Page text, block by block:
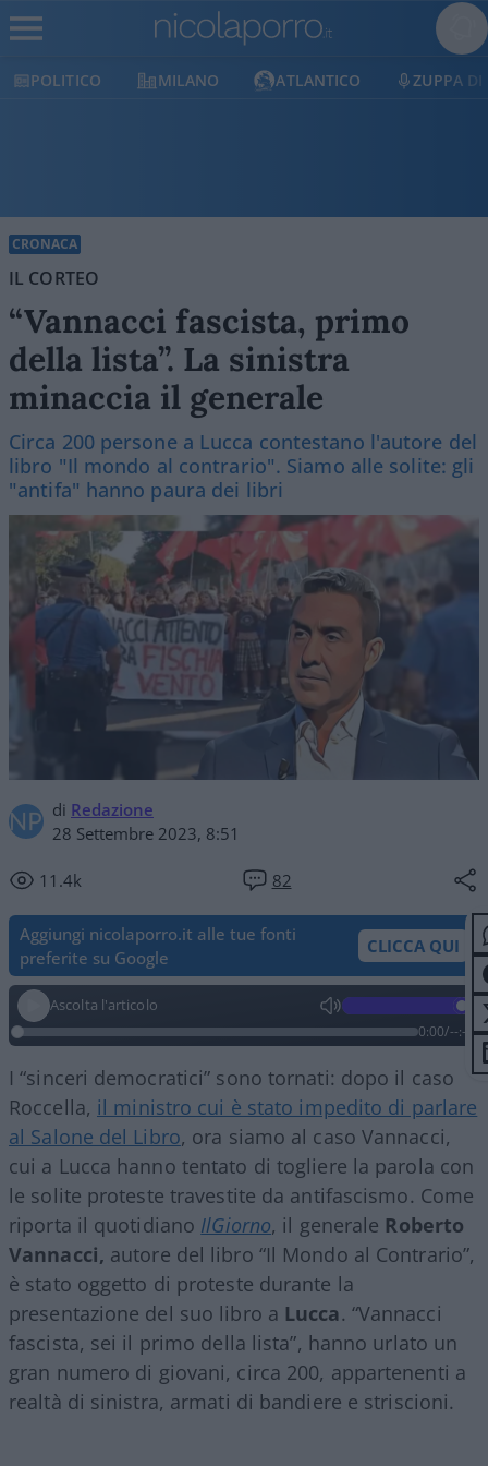
POLITICO MILANO ATLANTICO ZUPPA DI
CRONACA
IL CORTEO
“Vannacci fascista, primo
della lista”. La sinistra
minaccia il generale
Circa 200 persone a Lucca contestano l'autore del
libro "Il mondo al contrario". Siamo alle solite: gli
"antifa" hanno paura dei libri
di Redazione
28 Settembre 2023, 8:51
11.4k 82
Aggiungi nicolaporro.it alle tue fonti
preferite su Google
CLICCA QUI
Ascolta l'articolo
0:00/--:--
I “sinceri democratici” sono tornati: dopo il caso
Roccella, il ministro cui è stato impedito di parlare
al Salone del Libro, ora siamo al caso Vannacci,
cui a Lucca hanno tentato di togliere la parola con
le solite proteste travestite da antifascismo. Come
riporta il quotidiano IlGiorno, il generale Roberto
Vannacci, autore del libro “Il Mondo al Contrario”,
è stato oggetto di proteste durante la
presentazione del suo libro a Lucca. “Vannacci
fascista, sei il primo della lista”, hanno urlato un
gran numero di giovani, circa 200, appartenenti a
realtà di sinistra, armati di bandiere e striscioni.